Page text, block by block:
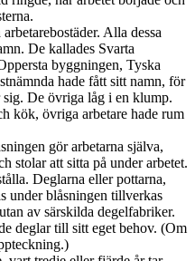
Alla dessa
De kallades Svarta
byggningen, Tyska
hade fått sitt namn, för
sig. De övriga låg i en klump.
kök, övriga arbetare hade rum
gör arbetarna själva,
stolar att sitta på under arbetet.
Deglarna eller pottarna,
under blåsningen tillverkas
av särskilda degelfabriker.
deglar till sitt eget behov. (Om